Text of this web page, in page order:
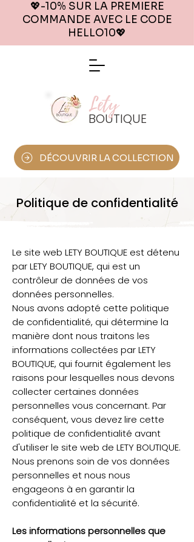
💖-10% SUR LA PREMIERE
COMMANDE AVEC LE CODE
HELLO10💖
BOUTIQUE
Lety
DÉCOUVRIR LA COLLECTION
Politique de confidentialité
Le site web LETY BOUTIQUE est détenu
par LETY BOUTIQUE, qui est un
contrôleur de données de vos
données personnelles.
Nous avons adopté cette politique
de confidentialité, qui détermine la
manière dont nous traitons les
informations collectées par LETY
BOUTIQUE, qui fournit également les
raisons pour lesquelles nous devons
collecter certaines données
personnelles vous concernant. Par
conséquent, vous devez lire cette
politique de confidentialité avant
d'utiliser le site web de LETY BOUTIQUE.
Nous prenons soin de vos données
personnelles et nous nous
engageons à en garantir la
confidentialité et la sécurité.
Les informations personnelles que